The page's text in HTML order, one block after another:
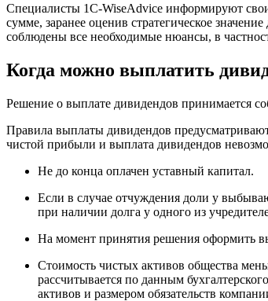
Специалисты 1C-WiseAdvice информируют
сумме, заранее оценив стратегическое
соблюдены все необходимые нюансы, в
Когда можно выплатить
Решение о выплате дивидендов принимается
Правила выплаты дивидендов
чистой прибыли и выплата дивидендов
Не до конца оплачен уставный капитал.
Если в случае отчуждения доли у
при наличии долга у одного из
На момент принятия решения оформить
Стоимость чистых активов общества
рассчитывается по данным
активов и размером обязательств